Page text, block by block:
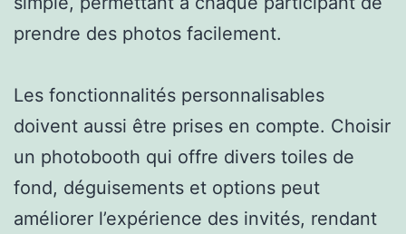
prendre des photos facilement.
Les fonctionnalités personnalisables
doivent aussi être prises en compte. Choisir
un photobooth qui offre divers toiles de
fond, déguisements et options peut
améliorer l’expérience des invités, rendant